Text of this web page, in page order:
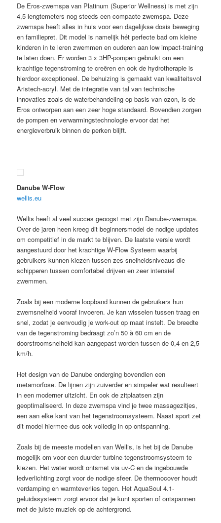
De Eros-zwemspa van Platinum (Superior Wellness) is met zijn
4,5 lengtemeters nog steeds een compacte zwemspa. Deze
zwemspa heeft alles in huis voor een dagelijkse dosis beweging
en familiepret. Dit model is namelijk hét perfecte bad om kleine
kinderen in te leren zwemmen en ouderen aan low impact-training
te laten doen. Er worden 3 x 3HP-pompen gebruikt om een
krachtige tegenstroming te creëren en ook de hydrotherapie is
hierdoor exceptioneel. De behuizing is gemaakt van kwaliteitsvol
Aristech-acryl. Met de integratie van tal van technische
innovaties zoals de waterbehandeling op basis van ozon, is de
Eros ontworpen aan een zeer hoge standaard. Bovendien zorgen
de pompen en verwarmingstechnologie ervoor dat het
energieverbruik binnen de perken blijft.
Danube W-Flow
wellis.eu
Wellis heeft al veel succes geoogst met zijn Danube-zwemspa.
Over de jaren heen kreeg dit beginnersmodel de nodige updates
om competitief in de markt te blijven. De laatste versie wordt
aangestuurd door het krachtige W-Flow Systeem waarbij
gebruikers kunnen kiezen tussen zes snelheidsniveaus die
schipperen tussen comfortabel drijven en zeer intensief
zwemmen.
Zoals bij een moderne loopband kunnen de gebruikers hun
zwemsnelheid vooraf invoeren. Je kan wisselen tussen traag en
snel, zodat je eenvoudig je work-out op maat instelt. De breedte
van de tegenstroming bedraagt zo’n 50 à 60 cm en de
doorstroomsnelheid kan aangepast worden tussen de 0,4 en 2,5
km/h.
Het design van de Danube onderging bovendien een
metamorfose. De lijnen zijn zuiverder en simpeler wat resulteert
in een moderner uitzicht. En ook de zitplaatsen zijn
geoptimaliseerd. In deze zwemspa vind je twee massagezitjes,
een aan elke kant van het tegenstroomsysteem. Naast sport zet
dit model hiermee dus ook volledig in op ontspanning.
Zoals bij de meeste modellen van Wellis, is het bij de Danube
mogelijk om voor een duurder turbine-tegenstroomsysteem te
kiezen. Het water wordt ontsmet via uv-C en de ingebouwde
ledverlichting zorgt voor de nodige sfeer. De thermocover houdt
verdamping en warmteverlies tegen. Het AquaSoul 4.1-
geluidssysteem zorgt ervoor dat je kunt sporten of ontspannen
met de juiste muziek op de achtergrond.